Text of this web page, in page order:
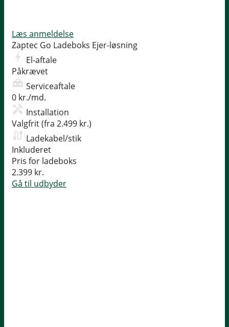
Læs anmeldelse
Zaptec Go Ladeboks Ejer-løsning
El-aftale
Påkrævet
Serviceaftale
0 kr./md.
Installation
Valgfrit (fra 2.499 kr.)
Ladekabel/stik
Inkluderet
Pris for ladeboks
2.399 kr.
Gå til udbyder